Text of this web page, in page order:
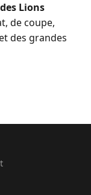
Lions
de coupe,
des grandes